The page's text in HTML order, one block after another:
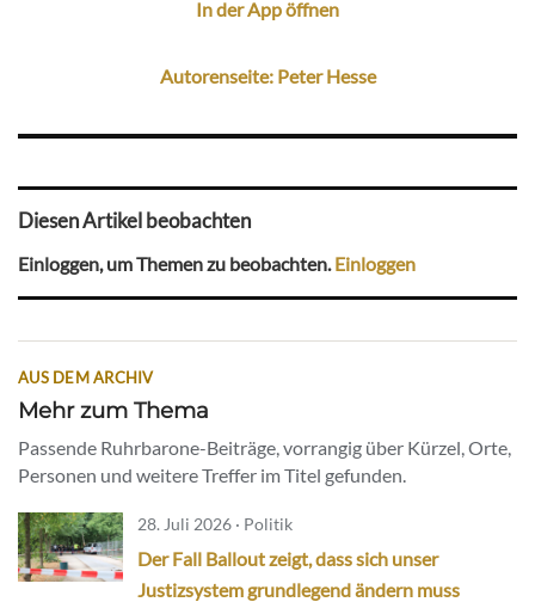
In der App öffnen
Autorenseite: Peter Hesse
Diesen Artikel beobachten
Einloggen, um Themen zu beobachten.Einloggen
AUS DEM ARCHIV
Mehr zum Thema
Passende Ruhrbarone-Beiträge, vorrangig über Kürzel, Orte,
Personen und weitere Treffer im Titel gefunden.
28. Juli 2026 · Politik
Der Fall Ballout zeigt, dass sich unser
Justizsystem grundlegend ändern muss